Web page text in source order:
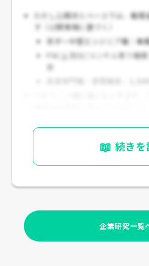
ただし公開求人ベースでは、職
す（公開情報に基づく）
若手～中堅エンジニア職：年
PM/上流SE/コンサル寄り職種
台
📖 続きを
企業研究一覧